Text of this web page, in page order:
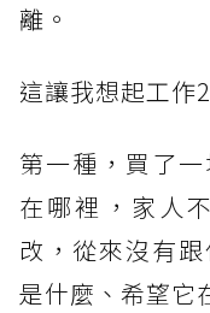
離。
這讓我想起工作
第一種，買了
在哪裡，家人
改，從來沒有
是什麼、希望它